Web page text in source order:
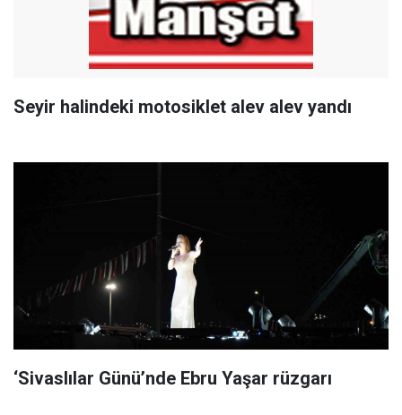
Seyir halindeki motosiklet alev alev yandı
‘Sivaslılar Günü’nde Ebru Yaşar rüzgarı